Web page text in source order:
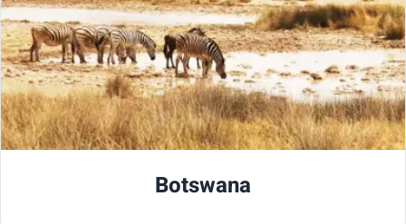
Botswana